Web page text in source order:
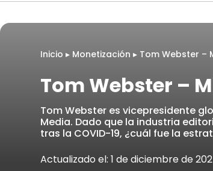
Inicio ▸ Monetización ▸ Tom Webster –
Tom Webster –
Tom Webster es vicepresidente
Media. Dado que la industria
tras la COVID-19, ¿cuál fue la
Actualizado el: 1 de diciembre de